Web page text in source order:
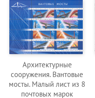
Архитектурные
сооружения. Вантовые
мосты. Малый лист из 8
почтовых марок